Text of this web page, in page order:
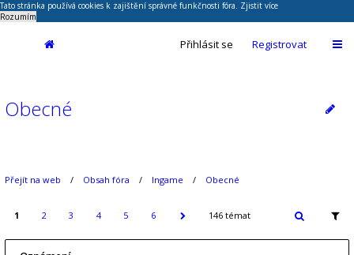
Tato stránka používá cookies k zajištění správné funkčnosti fóra. Zjistit více
Rozumím
Přihlásit se Registrovat
Obecné
Přejít na web Obsah fóra Ingame Obecné
1 2 3 4 5 6 146 témat